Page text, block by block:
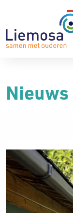
Nieuws